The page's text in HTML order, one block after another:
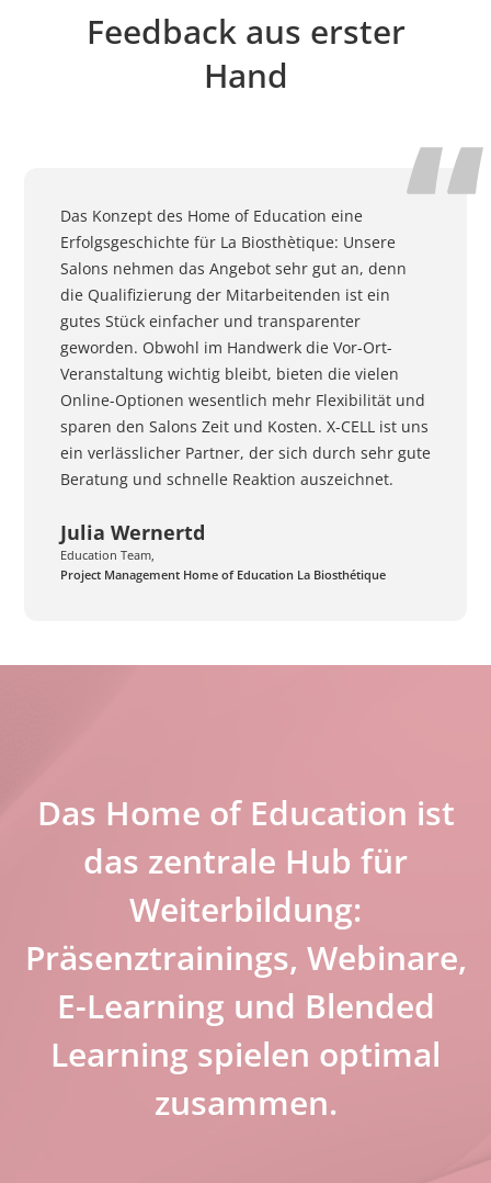
Feedback aus erster
Hand
Das Konzept des Home of Education eine
Erfolgsgeschichte für La Biosthètique: Unsere
Salons nehmen das Angebot sehr gut an, denn
die Qualifizierung der Mitarbeitenden ist ein
gutes Stück einfacher und transparenter
geworden. Obwohl im Handwerk die Vor-Ort-
Veranstaltung wichtig bleibt, bieten die vielen
Online-Optionen wesentlich mehr Flexibilität und
sparen den Salons Zeit und Kosten. X-CELL ist uns
ein verlässlicher Partner, der sich durch sehr gute
Beratung und schnelle Reaktion auszeichnet.
Julia Wernertd
Education Team,
Project Management Home of Education La Biosthétique
Das Home of Education ist
das zentrale Hub für
Weiterbildung:
Präsenztrainings, Webinare,
E-Learning und Blended
Learning spielen optimal
zusammen.